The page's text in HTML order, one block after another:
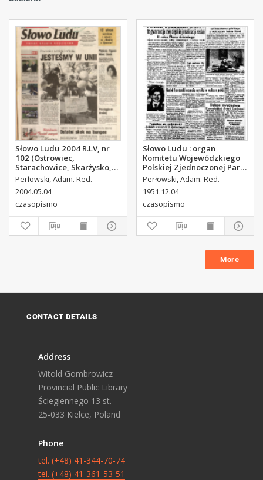
Słowo Ludu 2004 R.LV, nr
102 (Ostrowiec,
Starachowice, Skarżysko,
Końskie, Ponidzie,
Jędrzejów, Włoszczowa,
Sandomierz, Staszów,
Opatów)
Perłowski, Adam. Red.
2004.05.04
czasopismo
Słowo Ludu : organ
Komitetu Wojewódzkiego
Polskiej Zjednoczonej Partii
Robotniczej, 1951, R.3, nr
Perłowski, Adam. Red.
1951.12.04
czasopismo
More
CONTACT DETAILS
Address
Witold Gombrowicz
Provincial Public Library
Ściegiennego 13 st.
25-033 Kielce, Poland
Phone
tel. (+48) 41-344-70-74
tel. (+48) 41-361-53-51